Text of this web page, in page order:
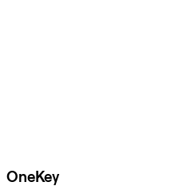
OneKey